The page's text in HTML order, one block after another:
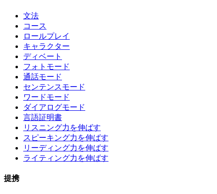
文法
コース
ロールプレイ
キャラクター
ディベート
フォトモード
通話モード
センテンスモード
ワードモード
ダイアログモード
言語証明書
リスニング力を伸ばす
スピーキング力を伸ばす
リーディング力を伸ばす
ライティング力を伸ばす
提携